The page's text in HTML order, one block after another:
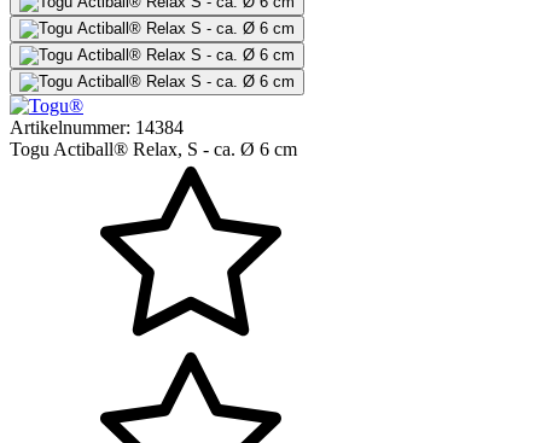
Artikelnummer: 14384
Togu Actiball® Relax, S - ca. Ø 6 cm